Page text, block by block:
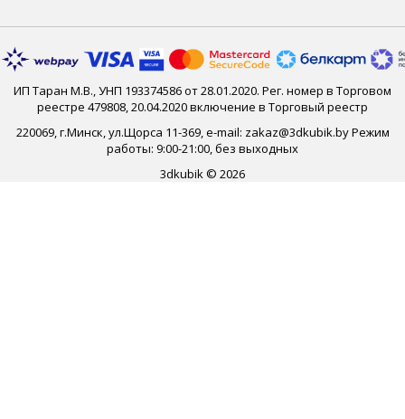
ИП Таран М.В., УНП 193374586 от 28.01.2020. Рег. номер в Торговом
реестре 479808, 20.04.2020 включение в Торговый реестр
220069, г.Минск, ул.Щорса 11-369, e-mail: zakaz@3dkubik.by Режим
работы: 9:00-21:00, без выходных
3dkubik © 2026